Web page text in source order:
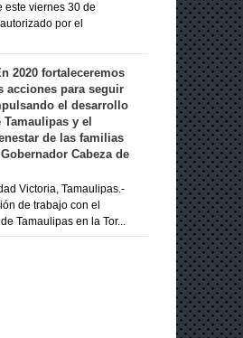
este viernes 30 de
por el
2020 fortaleceremos
acciones para seguir
el desarrollo
Tamaulipas y el
de las familias
Cabeza de
Victoria, Tamaulipas.-
de trabajo con el
Tamaulipas en la Tor...